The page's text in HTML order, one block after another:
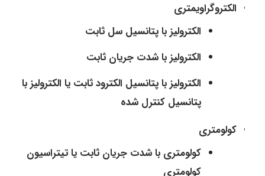
الکتروگراویمتری
الکترولیز با پتانسیل سل ثابت
الکترولیز با شدت جریان ثابت
الکترولیز با پتانسیل الکترود ثابت یا الکترولیز با
پتانسیل کنترل شده
کولومتری
کولومتری با شدت جریان ثابت یا تیتراسیون
کولومتری